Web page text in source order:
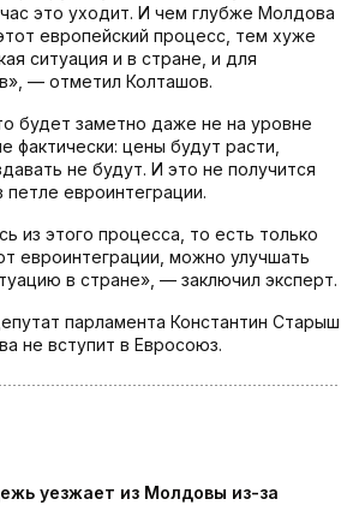
это уходит. И чем глубже Молдова
европейский процесс, тем хуже
ситуация и в стране, и для
— отметил Колташов.
будет заметно даже не на уровне
фактически: цены будут расти,
не будут. И это не получится
петле евроинтеграции.
из этого процесса, то есть только
евроинтеграции, можно улучшать
в стране», — заключил эксперт.
парламента Константин Старыш
не вступит в Евросоюз.
уезжает из Молдовы из-за